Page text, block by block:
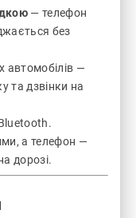
— телефон
без
автомобілів —
та дзвінки на
а телефон —
дорозі.